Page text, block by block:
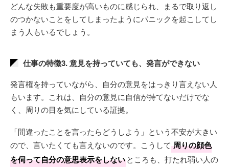
どんな失敗も重要度が高いものに感じられ、まるで取り返し
のつかないことをしてしまったようにパニックを起こしてし
まう人もいるでしょう。
仕事の特徴3. 意見を持っていても、発言ができない
発言権を持っていながら、自分の意見をはっきり言えない人
もいます。これは、自分の意見に自信が持てないだけでな
く、周りの目を気にしている証拠。
「間違ったことを言ったらどうしよう」という不安が大きい
ので、言いたくても言えないのです。こうして 周りの顔色
を伺って自分の意思表示をしないところも、打たれ弱い人の